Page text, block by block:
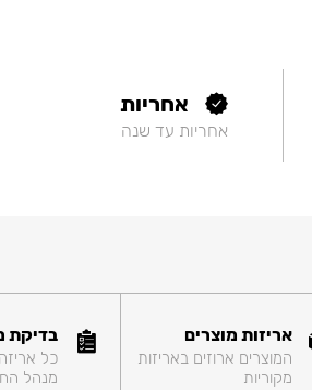
אחריות
אחריות עד שנה
אריזות מוצרים
המוצרים ארוזים באריזות
מקוריות
בדיקת
כל
מנהל